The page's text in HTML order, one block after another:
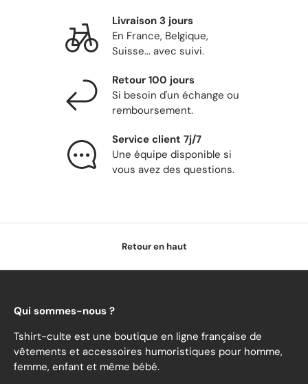
Livraison 3 jours
En France, Belgique,
Suisse... avec suivi.
Retour 100 jours
Si besoin d'un échange ou
remboursement.
Service client 7j/7
Une équipe disponible si
vous avez des questions.
Retour en haut
Qui sommes-nous ?
Tshirt-culte est une boutique en ligne française de
vêtements et accessoires humoristiques pour homme,
femme, enfant et même bébé.